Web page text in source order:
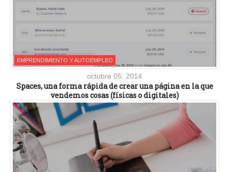
EMPRENDIMIENTO Y AUTOEMPLEO
octubre 05, 2014
Spaces, una forma rápida de crear una página en la que
vendemos cosas (físicas o digitales)